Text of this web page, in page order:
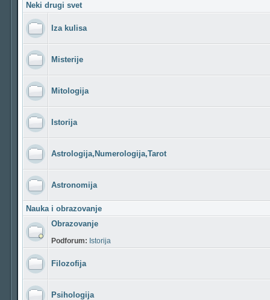
Neki drugi svet
Iza kulisa
Misterije
Mitologija
Istorija
Astrologija,Numerologija,Tarot
Astronomija
Nauka i obrazovanje
Obrazovanje
Podforum: Istorija
Filozofija
Psihologija